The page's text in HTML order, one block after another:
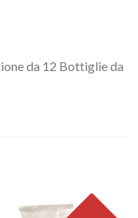
da 12 Bottiglie da